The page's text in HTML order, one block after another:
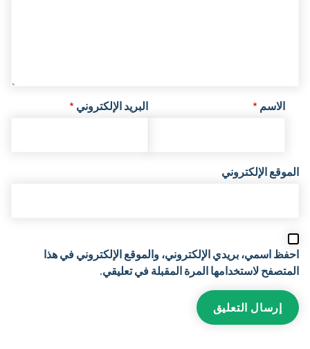
الاسم * البريد الإلكتروني *
الموقع الإلكتروني
احفظ اسمي، بريدي الإلكتروني، والموقع الإلكتروني في هذا
المتصفح لاستخدامها المرة المقبلة في تعليقي.